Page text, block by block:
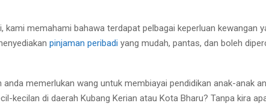
kami memahami bahawa terdapat pelbagai keperluan kewangan
pinjaman peribadi yang mudah, pantas, dan boleh
memerlukan wang untuk membiayai pendidikan anak-anak
kecilan di daerah Kubang Kerian atau Kota Bharu? Tanpa kira